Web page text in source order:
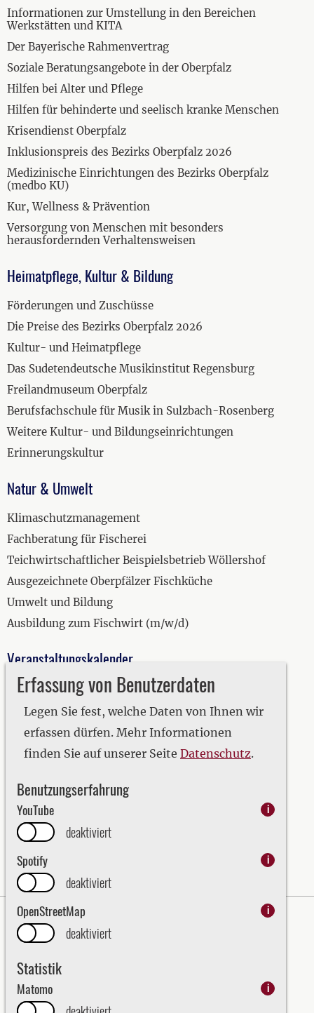
Erfassung von Benutzerdaten
Legen Sie fest, welche Daten von Ihnen wir
erfassen dürfen. Mehr Informationen
finden Sie auf unserer Seite Datenschutz.
Benutzungserfahrung
YouTube i
deaktiviert
Spotify
i
deaktiviert
OpenStreetMap
i
deaktiviert
Statistik
Matomo i
Informationen zur Umstellung in den Bereichen
Werkstätten und KITA
Der Bayerische Rahmenvertrag
Soziale Beratungsangebote in der Oberpfalz
Hilfen bei Alter und Pflege
Hilfen für behinderte und seelisch kranke Menschen
Krisendienst Oberpfalz
Inklusionspreis des Bezirks Oberpfalz 2026
Medizinische Einrichtungen des Bezirks Oberpfalz
(medbo KU)
Kur, Wellness & Prävention
Versorgung von Menschen mit besonders
herausfordernden Verhaltensweisen
Heimatpflege, Kultur & Bildung
Förderungen und Zuschüsse
Die Preise des Bezirks Oberpfalz 2026
Kultur- und Heimatpflege
Das Sudetendeutsche Musikinstitut Regensburg
Freilandmuseum Oberpfalz
Berufsfachschule für Musik in Sulzbach-Rosenberg
Weitere Kultur- und Bildungseinrichtungen
Erinnerungskultur
Natur & Umwelt
Klimaschutzmanagement
Fachberatung für Fischerei
Teichwirtschaftlicher Beispielsbetrieb Wöllershof
Ausgezeichnete Oberpfälzer Fischküche
Umwelt und Bildung
Ausbildung zum Fischwirt (m/w/d)
Veranstaltungskalender
2019
2020
2021
2022
2024
2025
2026
Impressum
Datenschutz
Bezirk Oberpfalz - English
Kraj Horní Falc (Bezirk Oberpfalz)